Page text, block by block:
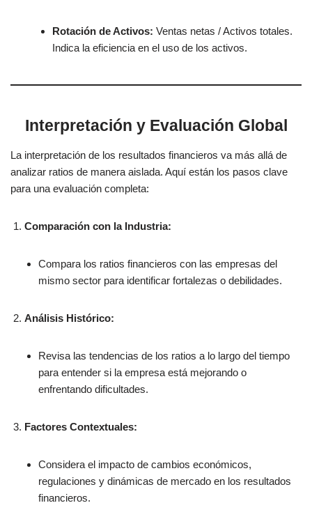
Rotación de Activos: Ventas netas / Activos totales.
Indica la eficiencia en el uso de los activos.
Interpretación y Evaluación Global
La interpretación de los resultados financieros va más allá de
analizar ratios de manera aislada. Aquí están los pasos clave
para una evaluación completa:
Comparación con la Industria:
Compara los ratios financieros con las empresas del
mismo sector para identificar fortalezas o debilidades.
Análisis Histórico:
Revisa las tendencias de los ratios a lo largo del tiempo
para entender si la empresa está mejorando o
enfrentando dificultades.
Factores Contextuales:
Considera el impacto de cambios económicos,
regulaciones y dinámicas de mercado en los resultados
financieros.